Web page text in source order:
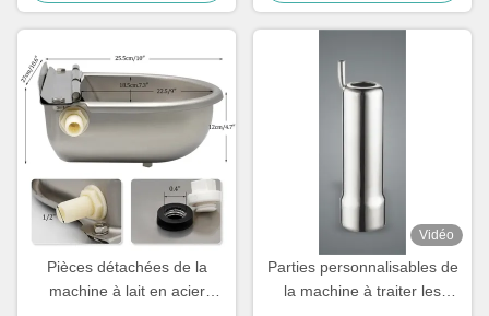
Pièces détachées de la
machine à lait en acier
Vidéo
Parties personnalisables de
la machine à traiter les